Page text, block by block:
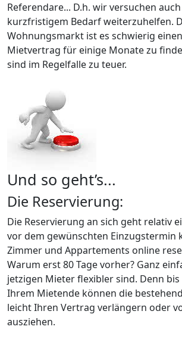
Referendare... D.h. wir versuchen
kurzfristigem Bedarf weiterzuhelfen.
Wohnungsmarkt ist es schwierig
Mietvertrag für einige Monate zu
sind im Regelfalle zu teuer.
Und so geht’s...
Die Reservierung:
Die Reservierung an sich geht relativ
vor dem gewünschten Einzugstermin
Zimmer und Appartements online
Warum erst 80 Tage vorher? Ganz
jetzigen Mieter flexibler sind. Denn bis
Ihrem Mietende können die
leicht Ihren Vertrag verlängern oder
ausziehen.